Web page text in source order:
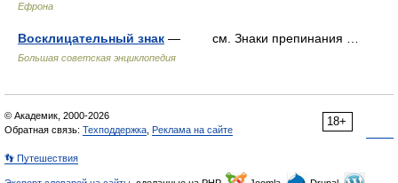
Ефрона
Восклицательный знак — см. Знаки препинания …
Большая советская энциклопедия
18+
© Академик, 2000-2026
Обратная связь: Техподдержка Реклама на сайте
👣 Путешествия